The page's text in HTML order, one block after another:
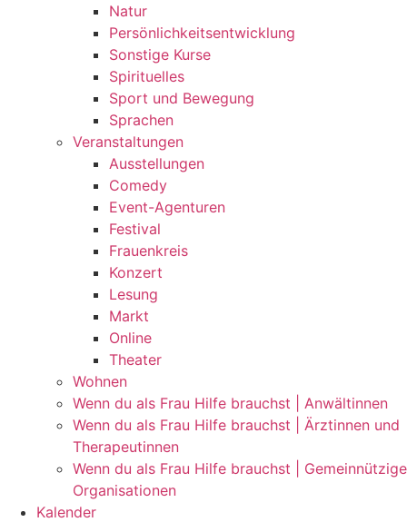
Natur
Persönlichkeitsentwicklung
Sonstige Kurse
Spirituelles
Sport und Bewegung
Sprachen
Veranstaltungen
Ausstellungen
Comedy
Event-Agenturen
Festival
Frauenkreis
Konzert
Lesung
Markt
Online
Theater
Wohnen
Wenn du als Frau Hilfe brauchst | Anwältinnen
Wenn du als Frau Hilfe brauchst | Ärztinnen und
Therapeutinnen
Wenn du als Frau Hilfe brauchst | Gemeinnützige
Organisationen
Kalender